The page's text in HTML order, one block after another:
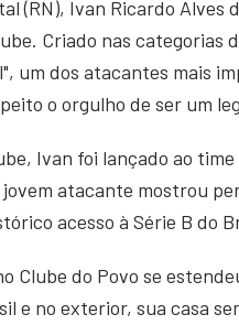
(RN), Ivan Ricardo
Criado nas categorias
um dos atacantes mais
o orgulho de ser um
Ivan foi lançado ao
atacante mostrou
acesso à Série B do
Clube do Povo se
e no exterior, sua casa